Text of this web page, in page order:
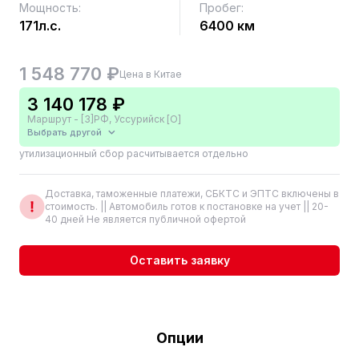
Мощность:
171л.с.
Пробег:
6400 км
1 548 770 ₽Цена в Китае
3 140 178 ₽
Маршрут - [3]РФ, Уссурийск [О]
Выбрать другой
утилизационный сбор расчитывается отдельно
Доставка, таможенные платежи, СБКТС и ЭПТС включены в
стоимость. || Автомобиль готов к постановке на учет || 20-
40 дней Не является публичной офертой
Оставить заявку
Опции